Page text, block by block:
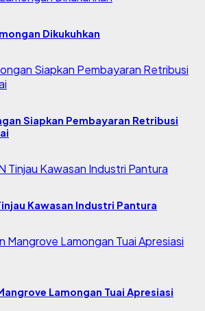
Dikukuhkan
Siapkan Pembayaran Retribusi
Kawasan Industri Pantura
Lamongan Tuai Apresiasi